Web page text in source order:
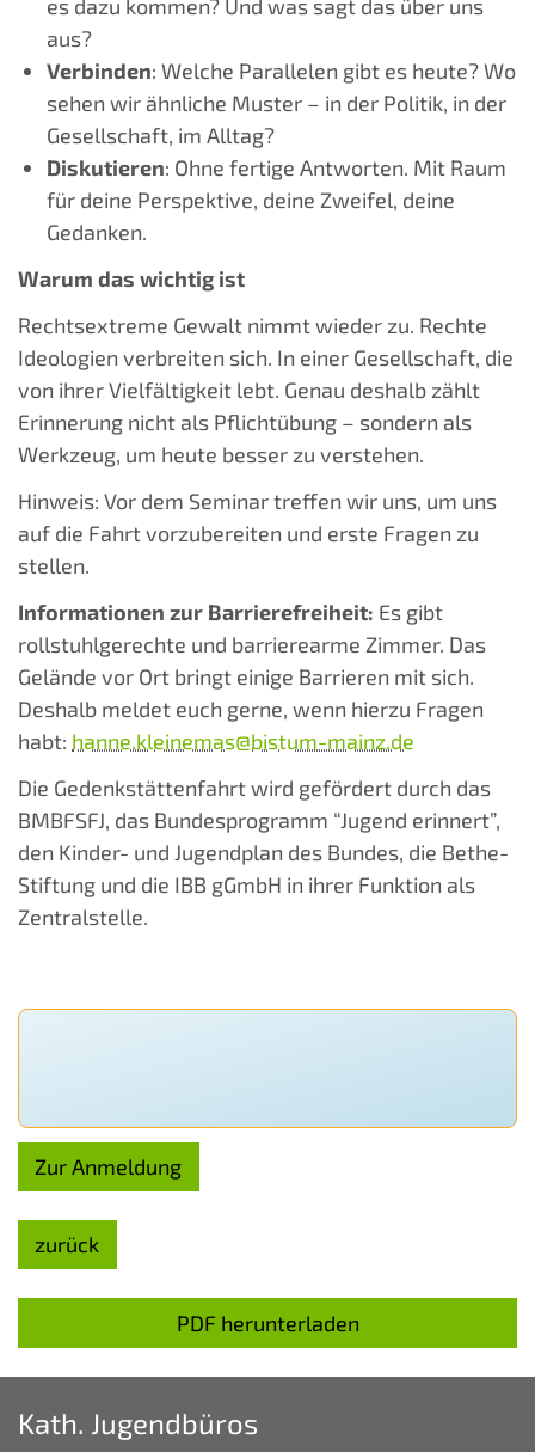
es dazu kommen? Und was sagt das über uns
aus?
Verbinden: Welche Parallelen gibt es heute? Wo
sehen wir ähnliche Muster – in der Politik, in der
Gesellschaft, im Alltag?
Diskutieren: Ohne fertige Antworten. Mit Raum
für deine Perspektive, deine Zweifel, deine
Gedanken.
Warum das wichtig ist
Rechtsextreme Gewalt nimmt wieder zu. Rechte
Ideologien verbreiten sich. In einer Gesellschaft, die
von ihrer Vielfältigkeit lebt. Genau deshalb zählt
Erinnerung nicht als Pflichtübung – sondern als
Werkzeug, um heute besser zu verstehen.
Hinweis: Vor dem Seminar treffen wir uns, um uns
auf die Fahrt vorzubereiten und erste Fragen zu
stellen.
Informationen zur Barrierefreiheit: Es gibt
rollstuhlgerechte und barrierearme Zimmer. Das
Gelände vor Ort bringt einige Barrieren mit sich.
Deshalb meldet euch gerne, wenn hierzu Fragen
habt: hanne.kleinemas@bistum-mainz.de
Die Gedenkstättenfahrt wird gefördert durch das
BMBFSFJ, das Bundesprogramm “Jugend erinnert”,
den Kinder- und Jugendplan des Bundes, die Bethe-
Stiftung und die IBB gGmbH in ihrer Funktion als
Zentralstelle.
Zur Anmeldung
zurück
PDF herunterladen
Kath. Jugendbüros